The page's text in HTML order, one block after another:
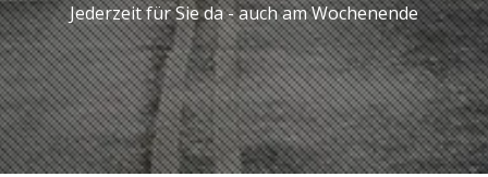
Jederzeit für Sie da - auch am Wochenende